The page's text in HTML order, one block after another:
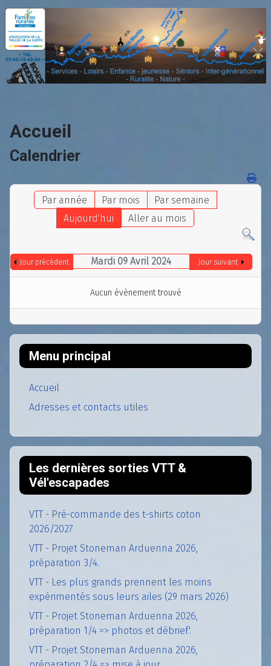
Accueil
Calendrier
Par année Par mois
Par semaine
Aujourd'hui
Aller au mois
Jour précédent Mardi 09 Avril 2024 Jour suivant
Aucun évènement trouvé
Menu principal
Accueil
Adresses et contacts utiles
Les dernières sorties VTT &
Vél'escapades
VTT - Pré-commande des t-shirts coton
2026/2027
VTT - Projet Stoneman Arduenna 2026,
préparation 3/4.
VTT - Les plus grands prennent les moins
expérimentés sous leurs ailes (29 mars 2026)
VTT - Projet Stoneman Arduenna 2026,
préparation 1/4 => photos et débrief'.
VTT - Projet Stoneman Arduenna 2026,